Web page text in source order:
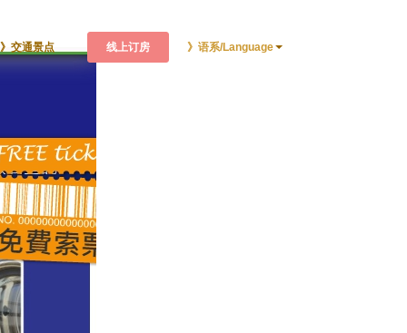
》交通景点 线上订房 》语系/Language